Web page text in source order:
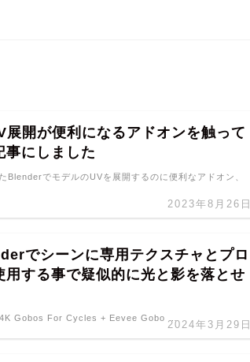
開が便利になるアドオンを触って
事にしました
2023年8月26日
でモデルのUVを展開するのに便利なアドオン、
でシーンに専用テクスチャとプロ
用する事で疑似的に光と影を落とせ
2024年3月29日
Gobos For Cycles + Eevee Gobo …